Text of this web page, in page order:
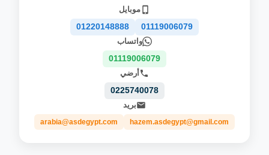
موبايل
01119006079
01220148888
واتساب
01119006079
أرضي
0225740078
بريد
hazem.asdegypt@gmail.com
arabia@asdegypt.com